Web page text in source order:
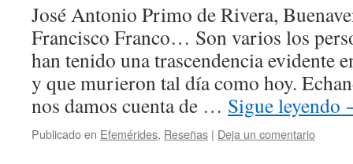
José Antonio Primo de Rivera,
Francisco Franco… Son varios los
han tenido una trascendencia evidente
y que murieron tal día como hoy.
nos damos cuenta de … Sigue leyendo
Publicado en Efemérides, Reseñas | Deja un comentario